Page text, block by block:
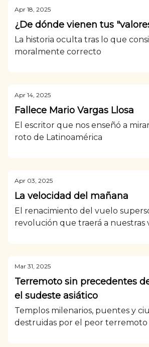
Apr 18, 2025
¿De dónde vienen tus
La historia oculta tras lo que
moralmente correcto
Apr 14, 2025
Fallece Mario Vargas Llosa
El escritor que nos enseñó a
roto de Latinoamérica
Apr 03, 2025
La velocidad del mañana
El renacimiento del vuelo
revolución que traerá a nuestras
Mar 31, 2025
Terremoto sin precedentes
el sudeste asiático
Templos milenarios, puentes y
destruidas por el peor terremoto